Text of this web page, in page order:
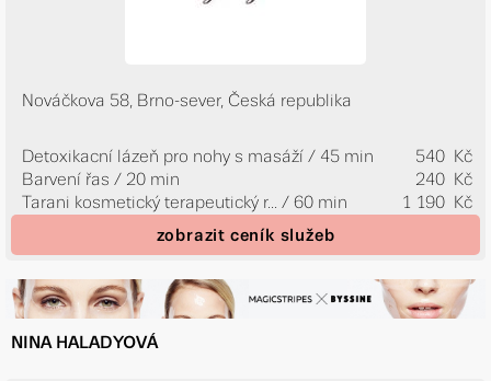
Nováčkova 58, Brno-sever, Česká republika
Detoxikacní lázeň pro nohy s masáží / 45 min
540 Kč
Barvení řas / 20 min
240 Kč
Tarani kosmetický terapeutický r...
/ 60 min
1 190 Kč
zobrazit ceník služeb
NINA HALADYOVÁ